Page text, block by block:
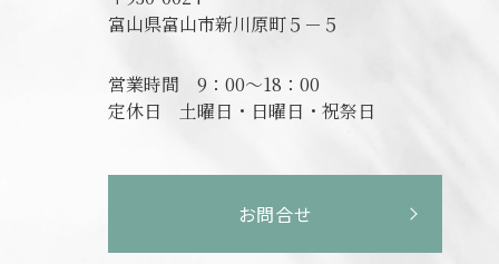
富山県富山市新川原町５－５
営業時間9：00～18：00
定休日 土曜日・日曜日・祝祭日
お問合せ